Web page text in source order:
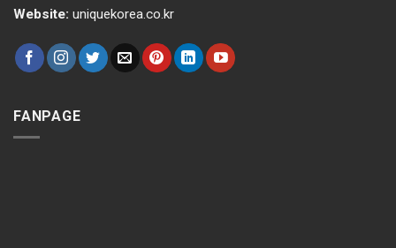
Website: uniquekorea.co.kr
FANPAGE